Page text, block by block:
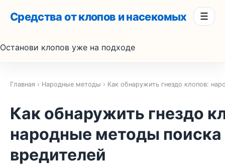
Средства от клопов и насекомых ☰
Останови клопов уже на подходе
Главная › Народные методы › Как обнаружить гнездо клопов:
Как обнаружить гнездо
народные методы
вредителей